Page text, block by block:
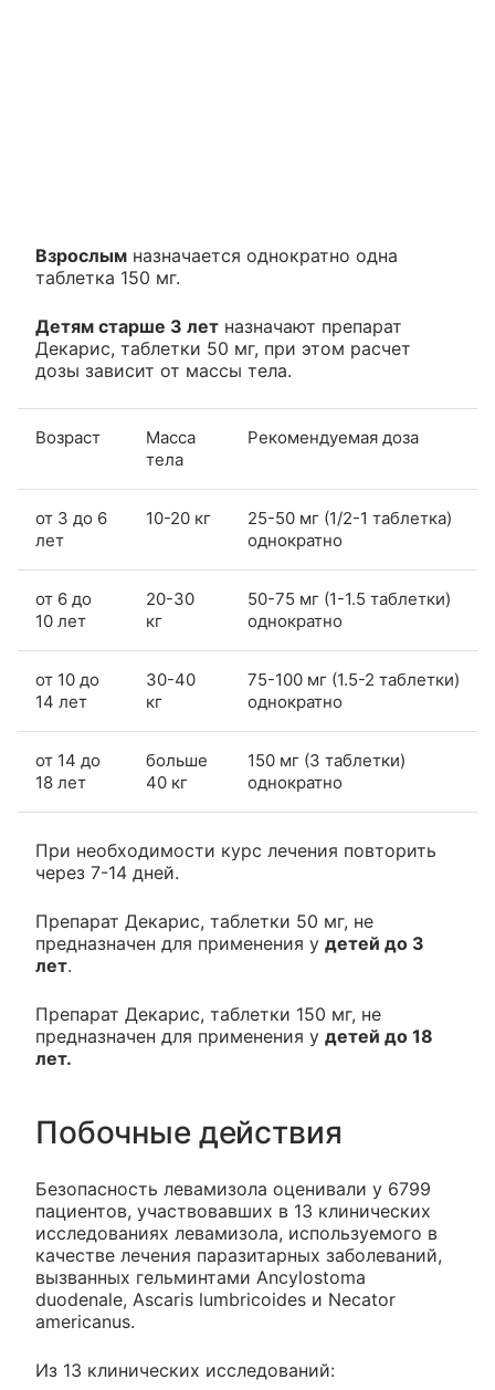
Взрослым назначается однократно одна
таблетка 150 мг.
Детям старше 3 лет назначают препарат
Декарис, таблетки 50 мг, при этом расчет
дозы зависит от массы тела.
Возраст
Масса
тела
Рекомендуемая доза
от 3 до 6
лет
10-20 кг
25-50 мг (1/2-1 таблетка)
однократно
от 6 до
10 лет
20-30
кг
50-75 мг (1-1.5 таблетки)
однократно
от 10 до
14 лет
30-40
кг
75-100 мг (1.5-2 таблетки)
однократно
от 14 до
18 лет
больше
40 кг
150 мг (3 таблетки)
однократно
При необходимости курс лечения повторить
через 7-14 дней.
Препарат Декарис, таблетки 50 мг, не
предназначен для применения у детей до 3
лет.
Препарат Декарис, таблетки 150 мг, не
предназначен для применения у детей до 18
лет.
Побочные действия
Безопасность левамизола оценивали у 6799
пациентов, участвовавших в 13 клинических
исследованиях левамизола, используемого в
качестве лечения паразитарных заболеваний,
вызванных гельминтами Ancylostoma
duodenale, Ascaris lumbricoides и Necator
americanus.
Из 13 клинических исследований: